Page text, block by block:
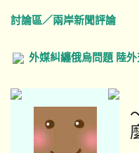
討論區／兩岸新聞評論
外媒糾纏俄烏問題 陸